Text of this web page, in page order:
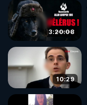
3:20:08
10:29